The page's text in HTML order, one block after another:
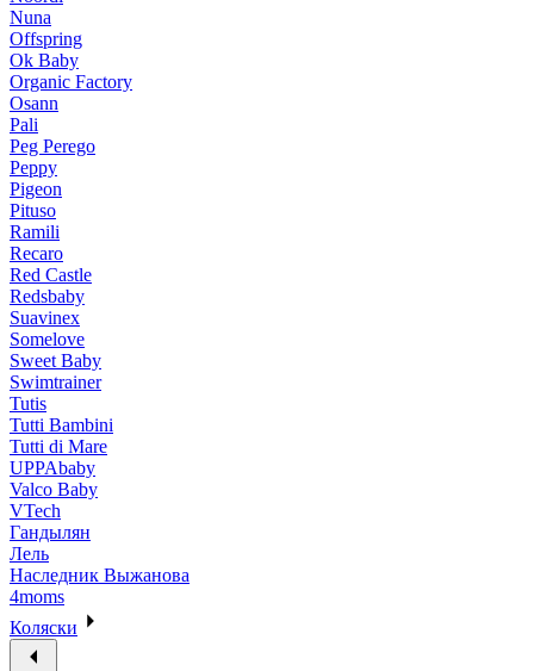
Nuna
Offspring
Ok Baby
Organic Factory
Osann
Pali
Peg Perego
Peppy
Pigeon
Pituso
Ramili
Recaro
Red Castle
Redsbaby
Suavinex
Somelove
Sweet Baby
Swimtrainer
Tutis
Tutti Bambini
Tutti di Mare
UPPAbaby
Valco Baby
VTech
Гандылян
Лель
Наследник Выжанова
4moms
Коляски